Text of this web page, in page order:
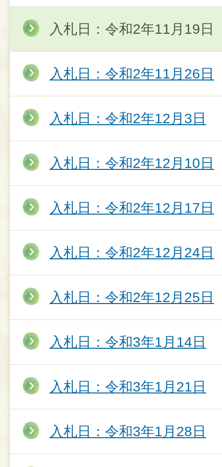
入札日：令和2年11月19日
入札日：令和2年11月26日
入札日：令和2年12月3日
入札日：令和2年12月10日
入札日：令和2年12月17日
入札日：令和2年12月24日
入札日：令和2年12月25日
入札日：令和3年1月14日
入札日：令和3年1月21日
入札日：令和3年1月28日